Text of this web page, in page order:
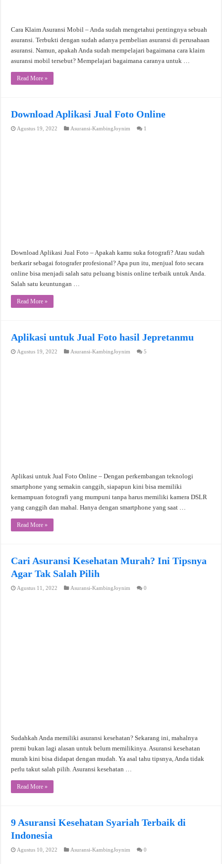
Cara Klaim Asuransi Mobil – Anda sudah mengetahui pentingnya sebuah
asuransi. Terbukti dengan sudah adanya pembelian asuransi di perusahaan
asuransi. Namun, apakah Anda sudah mempelajari bagaimana cara klaim
asuransi mobil tersebut? Mempelajari bagaimana caranya untuk …
Read More »
Download Aplikasi Jual Foto Online
Agustus 19, 2022 Asuransi-KambingJoynim 1
Download Aplikasi Jual Foto – Apakah kamu suka fotografi? Atau sudah
berkarir sebagai fotografer profesional? Apa pun itu, menjual foto secara
online bisa menjadi salah satu peluang bisnis online terbaik untuk Anda.
Salah satu keuntungan …
Read More »
Aplikasi untuk Jual Foto hasil Jepretanmu
Agustus 19, 2022 Asuransi-KambingJoynim 5
Aplikasi untuk Jual Foto Online – Dengan perkembangan teknologi
smartphone yang semakin canggih, siapapun kini bisa memiliki
kemampuan fotografi yang mumpuni tanpa harus memiliki kamera DSLR
yang canggih dan mahal. Hanya dengan smartphone yang saat …
Read More »
Cari Asuransi Kesehatan Murah? Ini Tipsnya
Agar Tak Salah Pilih
Agustus 11, 2022 Asuransi-KambingJoynim 0
Sudahkah Anda memiliki asuransi kesehatan? Sekarang ini, mahalnya
premi bukan lagi alasan untuk belum memilikinya. Asuransi kesehatan
murah kini bisa didapat dengan mudah. Ya asal tahu tipsnya, Anda tidak
perlu takut salah pilih. Asuransi kesehatan …
Read More »
9 Asuransi Kesehatan Syariah Terbaik di
Indonesia
Agustus 10, 2022 Asuransi-KambingJoynim 0